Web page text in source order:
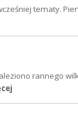
tematy.
rannego